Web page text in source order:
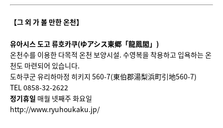
【그 외 가 볼 만한 온천】
유아시스 도고 류호카쿠(ゆアシス東郷 「龍鳳閣」 )
온천수를 이용한 다목적 온천 보양시설. 수영복을 착용하고 입욕하는 온
천도 마련되어 있습니다.
도하쿠군 유리하마정 히키지 560-7(東伯郡湯梨浜町引地560-7)
TEL 0858-32-2622
정기휴일 매월 넷째주 화요일
http://www.ryuhoukaku.jp/